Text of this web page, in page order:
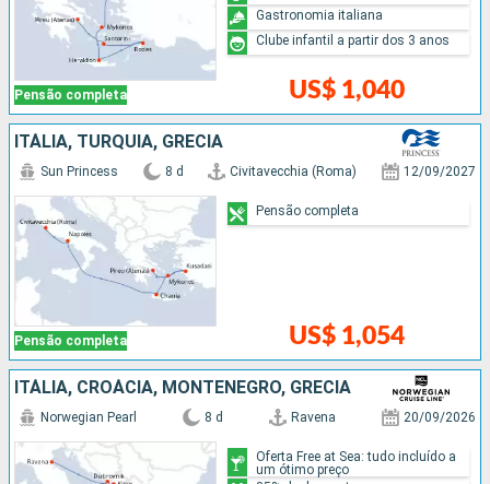
Pensão completa US$ 1,040
Gastronomia italiana
Clube infantil a partir dos 3 anos
ITÁLIA, TURQUIA, GRÉCIA
Pensão completa
Sun Princess 8 d Civitavecchia (Roma) 12/09/2027
US$ 1,054
Pensão completa
ITÁLIA, CROÁCIA, MONTENEGRO, GRÉCIA
Norwegian Pearl 8 d Ravena 20/09/2026
Oferta Free at Sea: tudo incluído a
um ótimo preço